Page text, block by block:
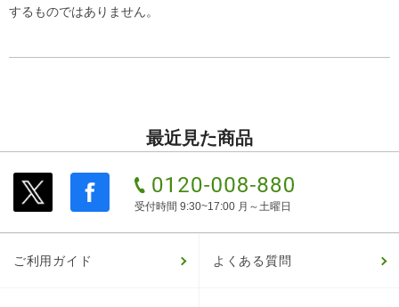
するものではありません。
最近見た商品
受付時間 9:30~17:00 月～土曜日
ご利用ガイド よくある質問